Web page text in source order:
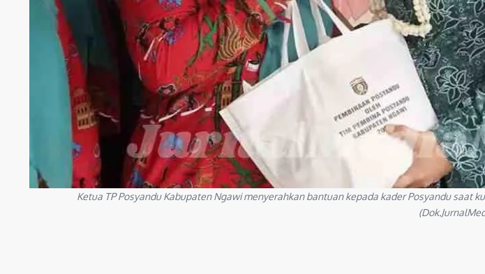
Ketua TP Posyandu Kabupaten Ngawi menyerahkan bantuan kepada kader Posyandu saat